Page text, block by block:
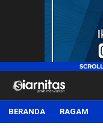
siarnitas
Jernih Menyiarkan
BERANDA RAGAM